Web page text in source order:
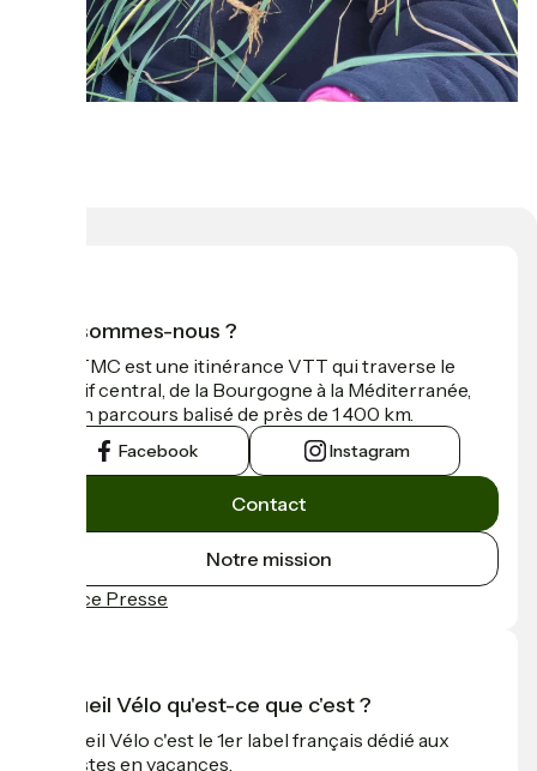
Qui sommes-nous ?
La GTMC est une itinérance VTT qui traverse le
Massif central, de la Bourgogne à la Méditerranée,
sur un parcours balisé de près de 1 400 km.
Facebook Instagram
Contact
Notre mission
Espace Presse
Accueil Vélo qu'est-ce que c'est ?
Accueil Vélo c'est le 1er label français dédié aux
cyclistes en vacances.